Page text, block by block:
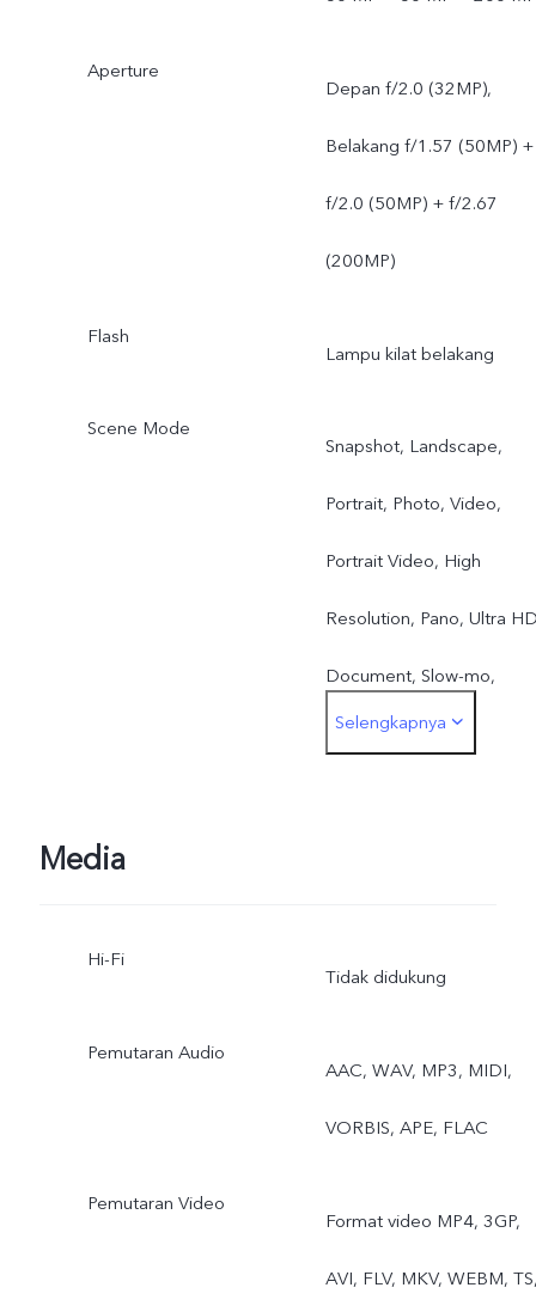
Aperture
Depan f/2.0 (32MP),
Belakang f/1.57 (50MP) +
f/2.0 (50MP) + f/2.67
(200MP)
Flash
Lampu kilat belakang
Scene Mode
Snapshot, Landscape,
Portrait, Photo, Video,
Portrait Video, High
Resolution, Pano, Ultra
Document, Slow-mo,
Time-lapse, Stage, Pro,
Selengkapnya
Media
Hi-Fi
Tidak didukung
Pemutaran Audio
AAC, WAV, MP3, MIDI,
VORBIS, APE, FLAC
Pemutaran Video
Format video MP4, 3GP,
AVI, FLV, MKV, WEBM,